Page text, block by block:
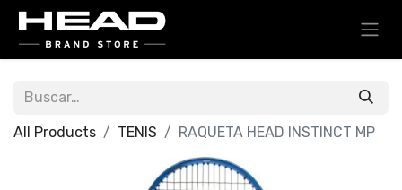
All Products TENIS RAQUETA HEAD INSTINCT MP